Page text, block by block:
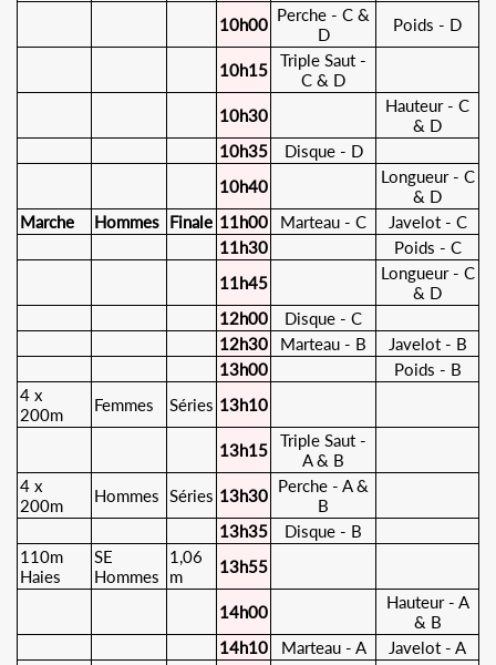
10h00 Perche - C &
D
Poids - D
10h15
Triple Saut -
C & D
10h30
Hauteur - C
& D
10h35
Disque - D
10h40
Longueur - C
& D
Marche
Hommes Finale 11h00 Marteau - C
Javelot - C
11h30
Poids - C
11h45
Longueur - C
& D
12h00
Disque - C
12h30
Marteau - B
Javelot - B
13h00
Poids - B
4 x
200m
Femmes Séries 13h10
13h15
Triple Saut -
A & B
4 x
200m
Hommes Séries 13h30 Perche - A &
B
13h35
Disque - B
110m
Haies
SE
Hommes
1,06
m
13h55
14h00
Hauteur - A
& B
14h10
Marteau - A
Javelot - A